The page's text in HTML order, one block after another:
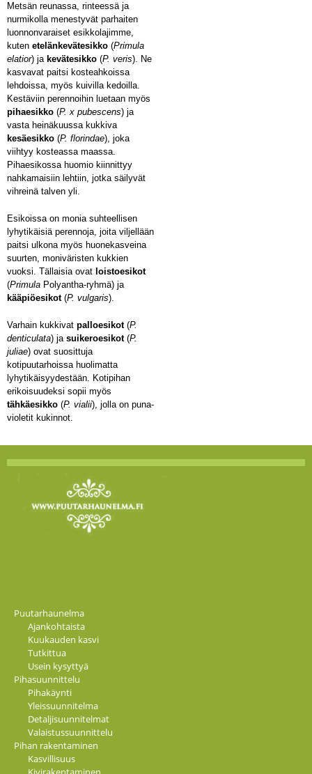
Metsän reunassa, rinteessä ja
nurmikolla menestyvät parhaiten
luonnonvaraiset esikkolajimme,
kuten etelänkevätesikko (Primula
elatior) ja kevätesikko (P. veris). Ne
kasvavat paitsi kosteahkoissa
lehdoissa, myös kuivilla kedoilla.
Kestäviin perennoihin luetaan myös
pihaesikko (P. x pubescens) ja
vasta heinäkuussa kukkiva
kesäesikko (P. florindae), joka
viihtyy kosteassa maassa.
Pihaesikossa huomio kiinnittyy
nahkamaisiin lehtiin, jotka säilyvät
vihreinä talven yli.
Esikoissa on monia suhteellisen
lyhytikäisiä perennoja, joita viljellään
paitsi ulkona myös huonekasveina
suurten, moniväristen kukkien
vuoksi. Tällaisia ovat loistoesikot
(Primula Polyantha-ryhmä) ja
kääpiöesikot(P. vulgaris).
Varhain kukkivat palloesikot(P.
denticulata) ja suikeroesikot(P.
juliae) ovat suosittuja
kotipuutarhoissa huolimatta
lyhytikäisyydestään. Kotipihan
erikoisuudeksi sopii myös
tähkäesikko (P. vialii), jolla on puna-
violetit kukinnot.
Puutarhaunelma
Ajankohtaista
Kuukauden kasvi
Tutkittua
Usein kysyttyä
Pihasuunnittelu
Pihakäynti
Yleissuunnitelma
Detaljisuunnitelmat
Valaistussuunnittelu
Pihan rakentaminen
Kasvillisuus